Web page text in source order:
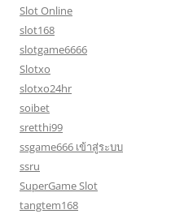
Slot Online
slot168
slotgame6666
Slotxo
slotxo24hr
soibet
sretthi99
ssgame666 เข้าสู่ระบบ
ssru
SuperGame Slot
tangtem168